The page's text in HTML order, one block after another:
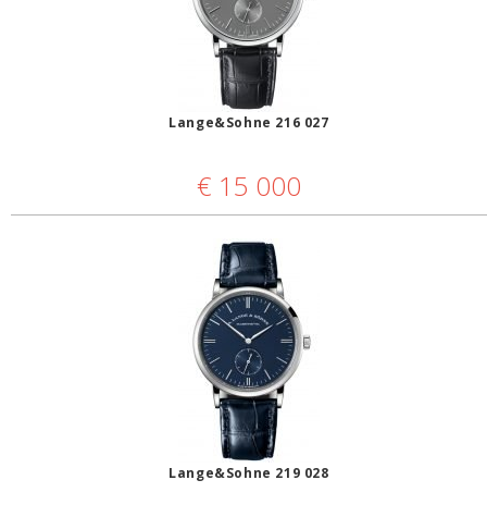
Lange&Sohne 216 027
€ 15 000
Lange&Sohne 219 028